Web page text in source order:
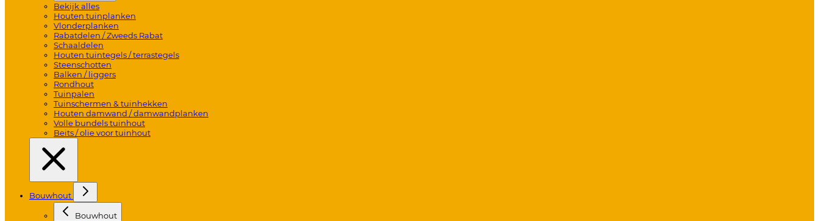
Bekijk alles
Houten tuinplanken
Vlonderplanken
Rabatdelen / Zweeds Rabat
Schaaldelen
Houten tuintegels / terrastegels
Steenschotten
Balken / liggers
Rondhout
Tuinpalen
Tuinschermen & tuinhekken
Houten damwand / damwandplanken
Volle bundels tuinhout
Beits / olie voor tuinhout
Bouwhout
Bouwhout